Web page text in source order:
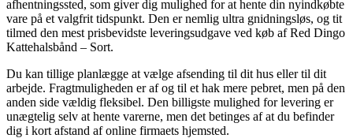
afhentningssted, som giver dig mulighed for at hente din nyindkøbte
vare på et valgfrit tidspunkt. Den er nemlig ultra gnidningsløs, og tit
tilmed den mest prisbevidste leveringsudgave ved køb af Red Dingo
Kattehalsbånd – Sort.
Du kan tillige planlægge at vælge afsending til dit hus eller til dit
arbejde. Fragtmuligheden er af og til et hak mere pebret, men på den
anden side vældig fleksibel. Den billigste mulighed for levering er
unægtelig selv at hente varerne, men det betinges af at du befinder
dig i kort afstand af online firmaets hjemsted.